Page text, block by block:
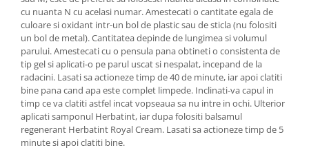
cu nuanta N cu acelasi numar. Amestecati o cantitate egala de
culoare si oxidant intr-un bol de plastic sau de sticla (nu folositi
un bol de metal). Cantitatea depinde de lungimea si volumul
parului. Amestecati cu o pensula pana obtineti o consistenta de
tip gel si aplicati-o pe parul uscat si nespalat, incepand de la
radacini. Lasati sa actioneze timp de 40 de minute, iar apoi clatiti
bine pana cand apa este complet limpede. Inclinati-va capul in
timp ce va clatiti astfel incat vopseaua sa nu intre in ochi. Ulterior
aplicati samponul Herbatint, iar dupa folositi balsamul
regenerant Herbatint Royal Cream. Lasati sa actioneze timp de 5
minute si apoi clatiti bine.